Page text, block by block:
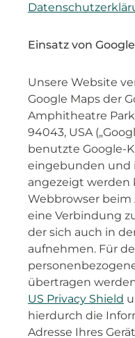
Einsatz von
Unsere Website
Google Maps der
Amphitheatre
94043, USA
benutzte Google-
eingebunden und
angezeigt werden
Webbrowser
eine Verbindung
der sich auch in
aufnehmen. Für
übertragen
US Privacy Shield
hierdurch die
Adresse Ihres